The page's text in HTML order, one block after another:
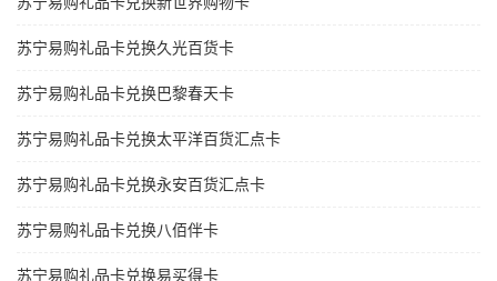
苏宁易购礼品卡兑换久光百货卡
苏宁易购礼品卡兑换巴黎春天卡
苏宁易购礼品卡兑换太平洋百货汇点卡
苏宁易购礼品卡兑换永安百货汇点卡
苏宁易购礼品卡兑换八佰伴卡
苏宁易购礼品卡兑换易买得卡